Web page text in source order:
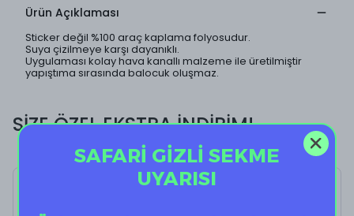
Ürün Açıklaması
Sticker değil %100 araç kaplama folyosudur.
Suya çizilmeye karşı dayanıklı.
Uygulaması kolay hava kanallı malzeme ile üretilmiştir
yapıştıma sırasında balocuk oluşmaz.
SİZE ÖZEL EKSTRA İNDİRİM!
SAFARİ GİZLİ SEKME
UYARISI